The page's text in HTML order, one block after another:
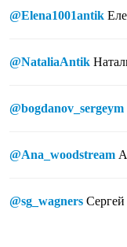
@Elena1001antik
@NataliaAntik
@bogdanov_sergeym
@Ana_woodstream
@sg_wagners Сергей